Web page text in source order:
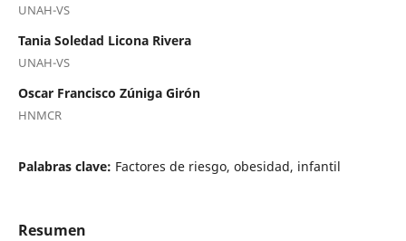
UNAH-VS
Tania Soledad Licona Rivera
UNAH-VS
Oscar Francisco Zúniga Girón
HNMCR
Palabras clave: Factores de riesgo, obesidad, infantil
Resumen